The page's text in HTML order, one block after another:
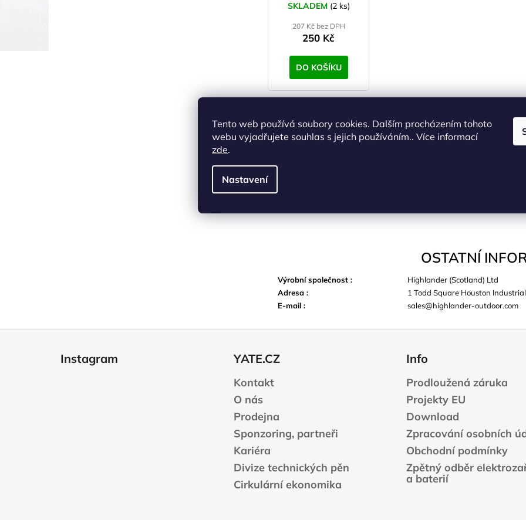
Tento web používá soubory cookies. Dalším procházením tohoto
webu vyjadřujete souhlas s jejich používáním.. Více informací
zde.
Nastavení
SKLADEM (2 ks)
207 Kč bez DPH
250 Kč
DO KOŠÍKU
ZnačkaHIGHLANDERbyla založena v roce1985s myšlenkou, že
všechny. Tento postoj se stal hlavní misí firmy, při vývoji a výrobě
kvalitu a funkčnost každého jednotlivého produktu, který musí v
dobrodruhy.
OSTATNÍ
Výrobní společnost :
Highlander (Scotland) Ltd
Adresa :
1 Todd Square Houston
E-mail : sales@highlander-outdoor.com
Instagram YATE.CZ
Kontakt
O nás
Prodejna
Sponzoring, partneři
Kariéra
Divize technických pěn
Cirkulární ekonomika
Info
Prodloužená záruka
Projekty EU
Download
Zpracování osobních
Obchodní podmínky
Zpětný odběr
a baterií